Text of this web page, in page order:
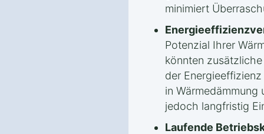
minimiert
Potenzial Ihrer
könnten
der
in Wärmedämmung
jedoch langfristig
Laufende